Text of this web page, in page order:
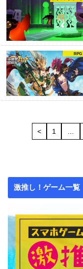
RPG
< 1
激推し！ゲーム一覧